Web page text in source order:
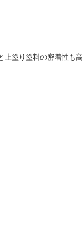
上塗り塗料の密着性も